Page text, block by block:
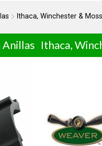
Ithaca, Winchester &
Anillas Ithaca,